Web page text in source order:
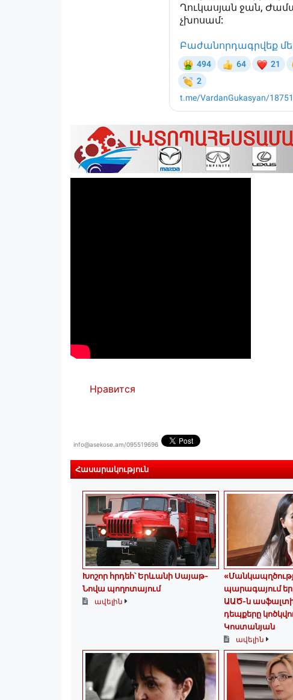
Нравится
info@asekose.am/095519696
Հասարակություն
Խոշոր հրդեհ՝ Երևանի Սայաթ-
Նովա պողոտայում
ավելին
պարագայում
ԱԱԾ-ն
դեպքերը
Կոստանյան
ավելին